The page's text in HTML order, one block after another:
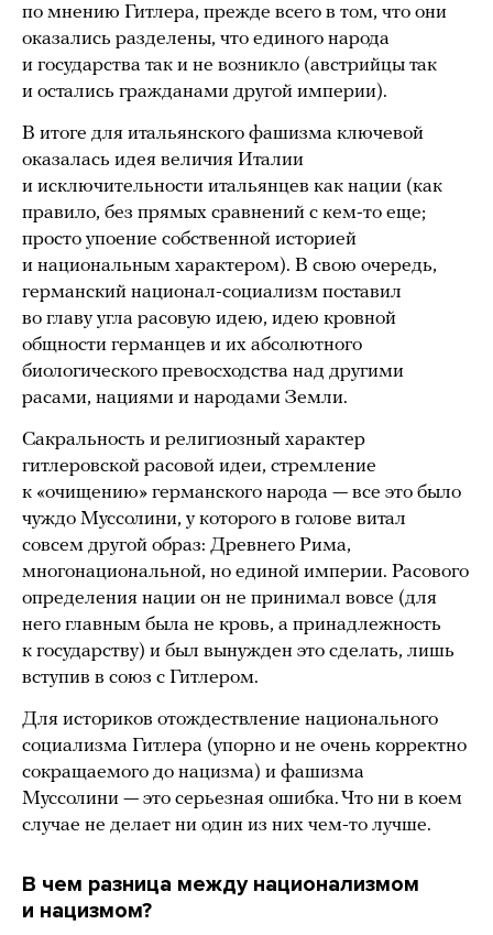
по мнению Гитлера, прежде всего в том, что они
оказались разделены, что единого народа
и государства так и не возникло (австрийцы так
и остались гражданами другой империи).
В итоге для итальянского фашизма ключевой
оказалась идея величия Италии
и исключительности итальянцев как нации (как
правило, без прямых сравнений с кем-то еще;
просто упоение собственной историей
и национальным характером). В свою очередь,
германский национал-социализм поставил
во главу угла расовую идею, идею кровной
общности германцев и их абсолютного
биологического превосходства над другими
расами, нациями и народами Земли.
Сакральность и религиозный характер
гитлеровской расовой идеи, стремление
к «очищению» германского народа — все это было
чуждо Муссолини, у которого в голове витал
совсем другой образ: Древнего Рима,
многонациональной, но единой империи. Расового
определения нации он не принимал вовсе (для
него главным была не кровь, а принадлежность
к государству) и был вынужден это сделать, лишь
вступив в союз с Гитлером.
Для историков отождествление национального
социализма Гитлера (упорно и не очень корректно
сокращаемого до нацизма) и фашизма
Муссолини — это серьезная ошибка. Что ни в коем
случае не делает ни один из них чем-то лучше.
В чем разница между национализмом
и нацизмом?